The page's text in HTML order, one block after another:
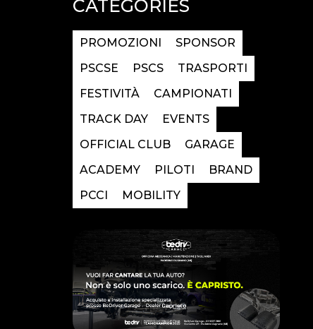
CATEGORIES
PROMOZIONI
SPONSOR
PSCSE
PSCS
TRASPORTI
FESTIVITÀ
CAMPIONATI
TRACK DAY
EVENTS
OFFICIAL CLUB
GARAGE
ACADEMY
PILOTI
BRAND
PCCI
MOBILITY